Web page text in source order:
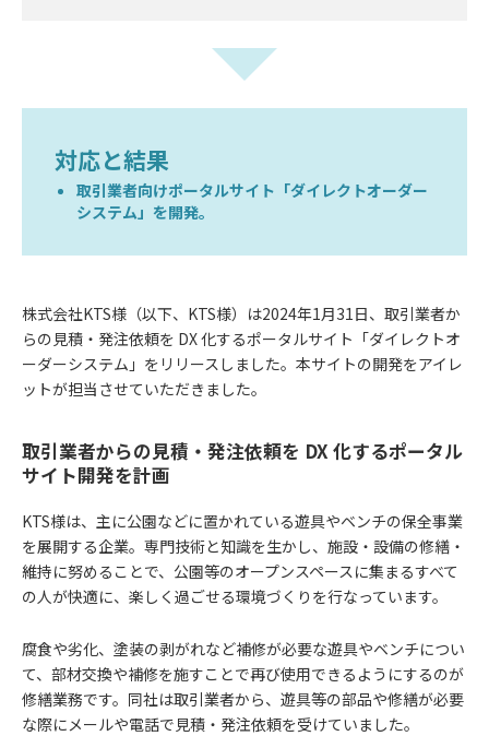
対応と結果
取引業者向けポータルサイト「ダイレクトオーダー
システム」を開発。
株式会社KTS様（以下、KTS様）は2024年1月31日、取引業者か
らの見積・発注依頼を DX 化するポータルサイト「ダイレクトオ
ーダーシステム」をリリースしました。本サイトの開発をアイレ
ットが担当させていただきました。
取引業者からの見積・発注依頼を DX 化するポータル
サイト開発を計画
KTS様は、主に公園などに置かれている遊具やベンチの保全事業
を展開する企業。専門技術と知識を生かし、施設・設備の修繕・
維持に努めることで、公園等のオープンスペースに集まるすべて
の人が快適に、楽しく過ごせる環境づくりを行なっています。
腐食や劣化、塗装の剥がれなど補修が必要な遊具やベンチについ
て、部材交換や補修を施すことで再び使用できるようにするのが
修繕業務です。同社は取引業者から、遊具等の部品や修繕が必要
な際にメールや電話で見積・発注依頼を受けていました。